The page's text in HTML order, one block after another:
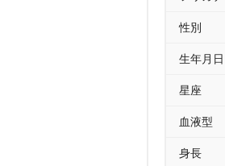
性別
生年月日
星座
血液型
身長